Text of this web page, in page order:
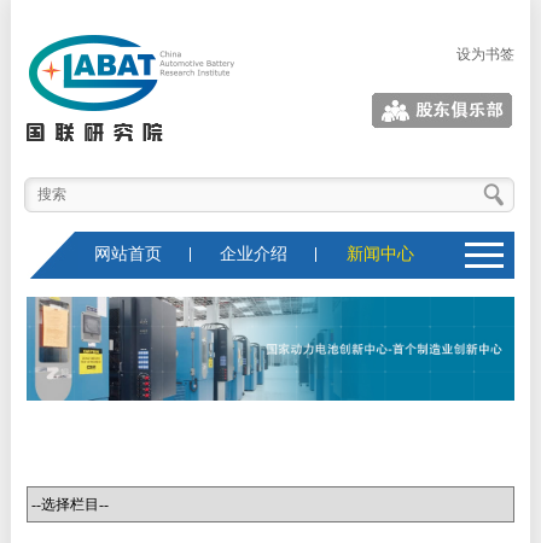
设为书签
股东俱乐部
网站首页 企业介绍 新闻中心